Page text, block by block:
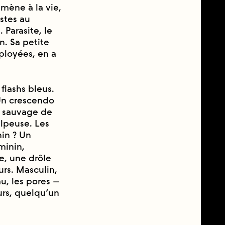
à la vie,
au
Parasite, le
Sa petite
en a
bleus.
crescendo
de
Les
? Un
une drôle
Masculin,
les pores –
quelqu’un